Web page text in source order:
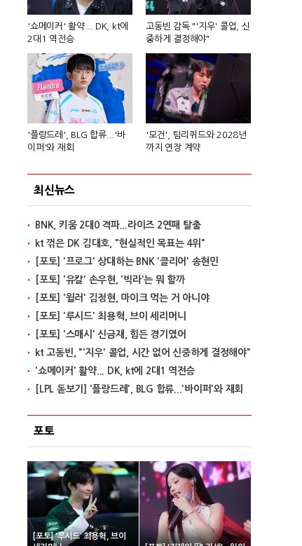
'쇼메이커' 활약... DK, kt에
2대1 역전승
고동빈 감독 "'지우' 콜업, 신
중하게 결정해야"
'플랑드레', BLG 합류...'바
이퍼'와 재회
'모건', 팀리퀴드와 2028년
까지 연장 계약
최신뉴스
BNK, 키움 2대0 격파...라이즈 2연패 탈출
kt 꺾은 DK 김대호, "현실적인 목표는 4위"
[포토] '프로그' 상대하는 BNK '클리어' 송현민
[포토] '유칼' 손우현, '빅라'는 뭐 할까
[포토] '윌러' 김정현, 마이크 먹는 거 아니야
[포토] '루시드' 최용혁, 브이 세리머니
[포토] '스매시' 신금재, 힘든 경기였어
kt 고동빈, "'지우' 콜업, 시간 없어 신중하게 결정해야"
'쇼메이커' 활약... DK, kt에 2대1 역전승
[LPL 돋보기] '플랑드레', BLG 합류...'바이퍼'와 재회
포토
[포토] '루시드' 최용혁, 브이